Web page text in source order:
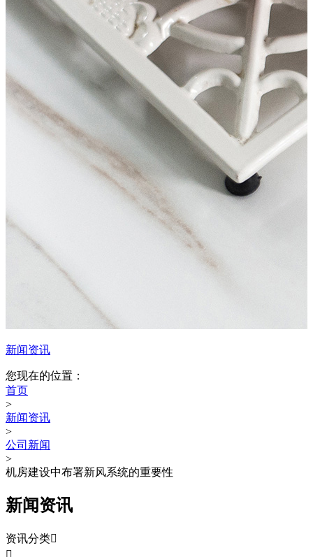
新闻资讯
您现在的位置：
首页
>
新闻资讯
>
公司新闻
>
机房建设中布署新风系统的重要性
新闻资讯
资讯分类
